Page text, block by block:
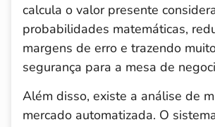
calcula o valor presente
probabilidades matemáticas,
margens de erro e trazendo
segurança para a mesa de
Além disso, existe a análise de
mercado automatizada. O